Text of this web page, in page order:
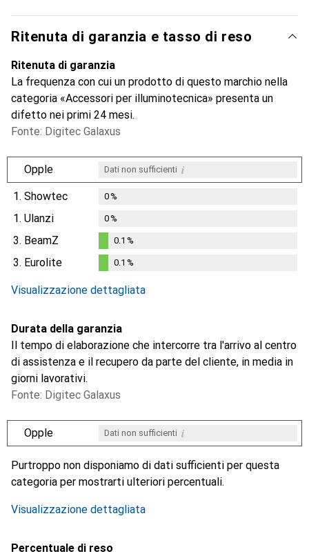
Ritenuta di garanzia e tasso di reso
Ritenuta di garanzia
La frequenza con cui un prodotto di questo marchio nella
categoria «Accessori per illuminotecnica» presenta un
difetto nei primi 24 mesi.
Fonte: Digitec Galaxus
Opple Dati non sufficienti i
1. Showtec 0%
1. Ulanzi 0%
3. BeamZ
%
0.1 %
3. Eurolite 0.1 %
Visualizzazione dettagliata
Durata della garanzia
Il tempo di elaborazione che intercorre tra l'arrivo al centro
di assistenza e il recupero da parte del cliente, in media in
giorni lavorativi.
Fonte: Digitec Galaxus
Opple Dati non sufficienti i
Purtroppo non disponiamo di dati sufficienti per questa
categoria per mostrarti ulteriori percentuali.
Visualizzazione dettagliata
Percentuale di reso